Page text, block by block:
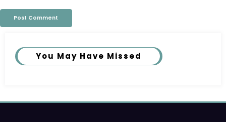
You May Have Missed